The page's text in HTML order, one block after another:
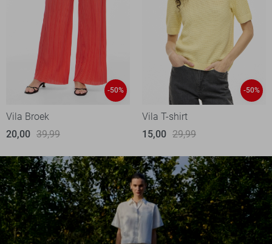
-50%
Vila Broek
20,00 39,99
-50%
Vila T-shirt
15,00 29,99